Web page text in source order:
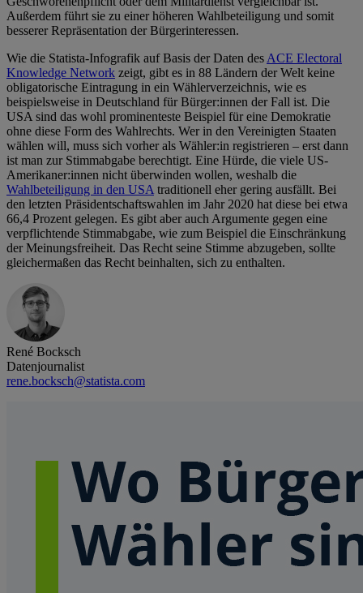
Außerdem führt sie zu einer höheren Wahlbeteiligung und somit
besserer Repräsentation der Bürgerinteressen.
Wie die Statista-Infografik auf Basis der Daten desACE Electoral
Knowledge Network zeigt, gibt es in 88 Ländern der Welt keine
obligatorische Eintragung in ein Wählerverzeichnis, wie es
beispielsweise in Deutschland für Bürger:innen der Fall ist. Die
USA sind das wohl prominenteste Beispiel für eine Demokratie
ohne diese Form des Wahlrechts. Wer in den Vereinigten Staaten
wählen will, muss sich vorher als Wähler:in registrieren – erst dann
ist man zur Stimmabgabe berechtigt. Eine Hürde, die viele US-
Amerikaner:innen nicht überwinden wollen, weshalb die
Wahlbeteiligung in den USAtraditionell eher gering ausfällt. Bei
den letzten Präsidentschaftswahlen im Jahr 2020 hat diese bei etwa
66,4 Prozent gelegen. Es gibt aber auch Argumente gegen eine
verpflichtende Stimmabgabe, wie zum Beispiel die Einschränkung
der Meinungsfreiheit. Das Recht seine Stimme abzugeben, sollte
gleichermaßen das Recht beinhalten, sich zu enthalten.
René Bocksch
Datenjournalist
rene.bocksch@statista.com